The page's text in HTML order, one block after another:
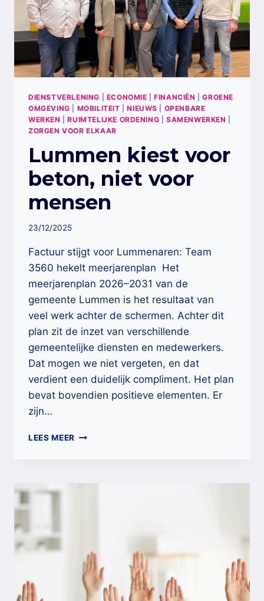
DIENSTVERLENING ECONOMIE |FINANCIËN |GROENE
OMGEVING
MOBILITEIT |NIEUWS
OPENBARE
WERKEN
|RUIMTELIJKE ORDENING |SAMENWERKEN
ZORGEN VOOR ELKAAR
Lummen kiest voor
beton, niet voor
mensen
23/12/2025
Factuur stijgt voor Lummenaren: Team
3560 hekelt meerjarenplan Het
meerjarenplan 2026–2031 van de
gemeente Lummen is het resultaat van
veel werk achter de schermen. Achter dit
plan zit de inzet van verschillende
gemeentelijke diensten en medewerkers.
Dat mogen we niet vergeten, en dat
verdient een duidelijk compliment. Het plan
bevat bovendien positieve elementen. Er
zijn…
LEES MEER LUMMEN
NIET